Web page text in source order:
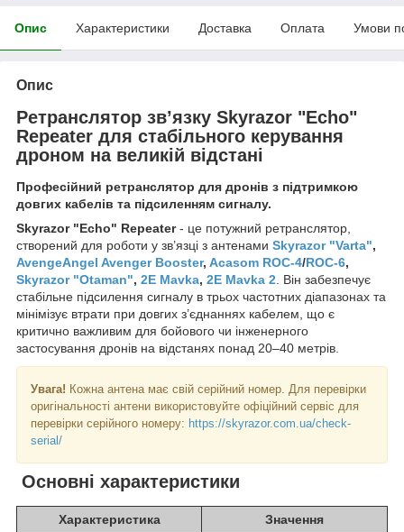
Опис Характеристики Доставка Оплата Умови
Опис
Ретранслятор звʼязку Skyrazor "Echo"
Repeater для стабільного керування
дроном на великій відстані
Професійний ретранслятор для дронів з підтримкою
довгих кабелів та підсиленням сигналу.
Skyrazor "Echo" Repeater- це потужний ретранслятор,
створений для роботи у зв’язці з антенами Skyrazor "Varta",
AvengeAngel Avenger Booster, Acasom ROC-4/ROC-6,
Skyrazor "Otaman", 2E Mavka, 2E Mavka 2. Він забезпечує
стабільне підсилення сигналу в трьох частотних діапазонах та
мінімізує втрати при довгих з’єднаннях кабелем, що є
критично важливим для бойового чи інженерного
застосування дронів на відстанях понад 20–40 метрів.
Увага! Кожна антена має свій серійний номер. Для перевірки
оригінальності антени використовуйте офіційний сервіс для
перевірки серійного номеру: https://skyrazor.com.ua/check-
serial/
Основні характеристики
Характеристика
Значення